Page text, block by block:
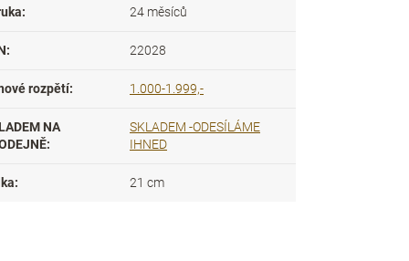
: 24 měsíců
: 22028
rozpětí: 1.000-1.999,-
NA
:
SKLADEM -ODESÍLÁME
IHNED
: 21 cm